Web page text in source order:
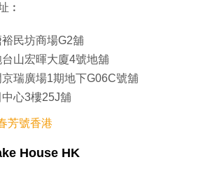
︰
民坊商場G2舖
山宏暉大廈4號地舖
瑞廣場1期地下G06C號舖
心3樓25J舖
芳號香港
House HK